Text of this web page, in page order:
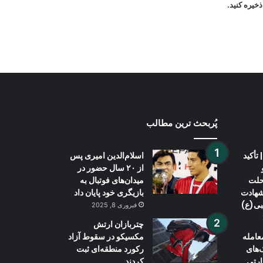
کنید.
شهادت
پُربحث ترین مطالب
اسلام‌الدین امیری پس
از ۲۰ سال حضور در
میدان‌های فوتبال به
بازیگری خود پایان داد
فبروری 8, 2025
چتربازان ارتش
مکسیکو در سقوط آزاد
رکورد منطقه‌ای ثبت